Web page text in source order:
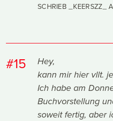
SCHRIEB _KEERSZZ_
#15
Hey,
kann mir hier vllt.
Ich habe am
Buchvorstellung
soweit fertig, aber